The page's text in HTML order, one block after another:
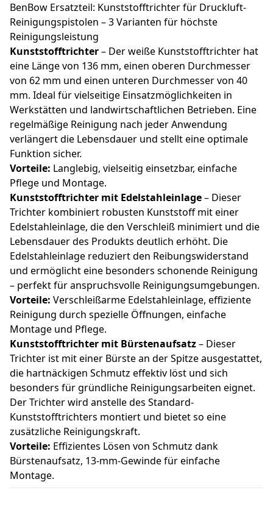
BenBow Ersatzteil: Kunststofftrichter für Druckluft-
Reinigungspistolen – 3 Varianten für höchste
Reinigungsleistung
Kunststofftrichter– Der weiße Kunststofftrichter hat
eine Länge von 136 mm, einen oberen Durchmesser
von 62 mm und einen unteren Durchmesser von 40
mm. Ideal für vielseitige Einsatzmöglichkeiten in
Werkstätten und landwirtschaftlichen Betrieben. Eine
regelmäßige Reinigung nach jeder Anwendung
verlängert die Lebensdauer und stellt eine optimale
Funktion sicher.
Vorteile: Langlebig, vielseitig einsetzbar, einfache
Pflege und Montage.
Kunststofftrichter mit Edelstahleinlage– Dieser
Trichter kombiniert robusten Kunststoff mit einer
Edelstahleinlage, die den Verschleiß minimiert und die
Lebensdauer des Produkts deutlich erhöht. Die
Edelstahleinlage reduziert den Reibungswiderstand
und ermöglicht eine besonders schonende Reinigung
– perfekt für anspruchsvolle Reinigungsumgebungen.
Vorteile: Verschleißarme Edelstahleinlage, effiziente
Reinigung durch spezielle Öffnungen, einfache
Montage und Pflege.
Kunststofftrichter mit Bürstenaufsatz– Dieser
Trichter ist mit einer Bürste an der Spitze ausgestattet,
die hartnäckigen Schmutz effektiv löst und sich
besonders für gründliche Reinigungsarbeiten eignet.
Der Trichter wird anstelle des Standard-
Kunststofftrichters montiert und bietet so eine
zusätzliche Reinigungskraft.
Vorteile: Effizientes Lösen von Schmutz dank
Bürstenaufsatz, 13-mm-Gewinde für einfache
Montage.